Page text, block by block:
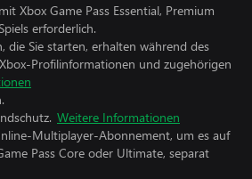
Xbox Game Pass Essential, Premium
erforderlich.
die Sie starten, erhalten während des
Profilinformationen und zugehörigen
Weitere Informationen
Multiplayer-Abonnement, um es auf
Pass Core oder Ultimate, separat